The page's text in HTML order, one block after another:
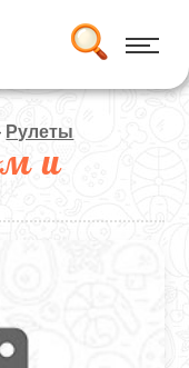
Рулеты
и